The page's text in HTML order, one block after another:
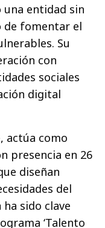
una entidad sin
de fomentar el
Su
con
sociales
digital
actúa como
presencia en 26
diseñan
del
sido clave
‘Talento